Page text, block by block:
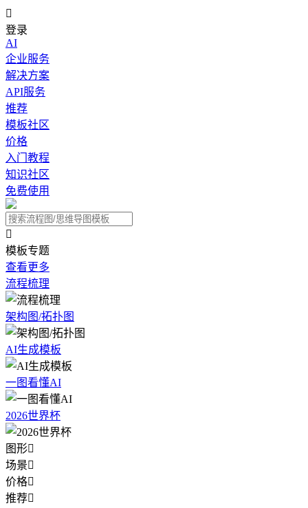

登录
AI
企业服务
解决方案
API服务
推荐
模板社区
价格
入门教程
知识社区
免费使用

模板专题
查看更多
流程梳理
架构图/拓扑图
AI生成模板
一图看懂AI
2026世界杯
图形
场景
价格
推荐